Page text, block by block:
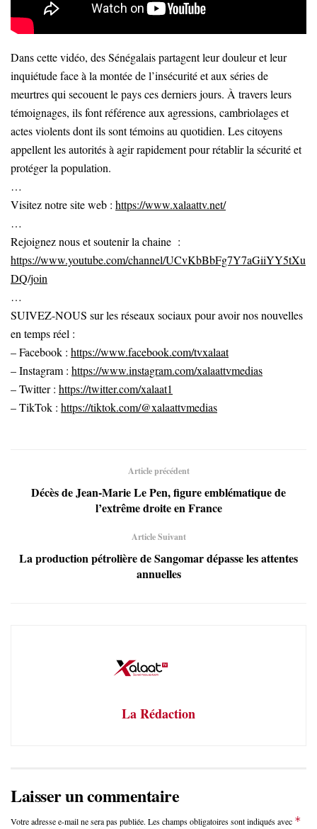
Dans cette vidéo, des Sénégalais partagent leur douleur et leur
inquiétude face à la montée de l’insécurité et aux séries de
meurtres qui secouent le pays ces derniers jours. À travers leurs
témoignages, ils font référence aux agressions, cambriolages et
actes violents dont ils sont témoins au quotidien. Les citoyens
appellent les autorités à agir rapidement pour rétablir la sécurité et
protéger la population.
…
Visitez notre site web : https://www.xalaattv.net/
…
Rejoignez nous et soutenir la chaine :
https://www.youtube.com/channel/UCvKbBbFg7Y7aGiiYY5tXu
DQ/join
…
SUIVEZ-NOUS sur les réseaux sociaux pour avoir nos nouvelles
en temps réel :
– Facebook : https://www.facebook.com/tvxalaat
– Instagram : https://www.instagram.com/xalaattvmedias
– Twitter : https://twitter.com/xalaat1
– TikTok : https://tiktok.com/@xalaattvmedias
Article précédent
Décès de Jean-Marie Le Pen, figure emblématique de
l’extrême droite en France
Article Suivant
La production pétrolière de Sangomar dépasse les attentes
annuelles
La Rédaction
Laisser un commentaire
Votre adresse e-mail ne sera pas publiée. Les champs obligatoires sont indiqués avec *